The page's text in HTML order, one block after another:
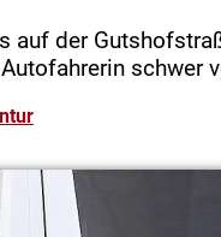
auf der
schwer